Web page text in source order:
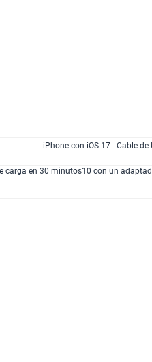
iPhone con iOS 17 - Cable
carga en 30 minutos10 con un